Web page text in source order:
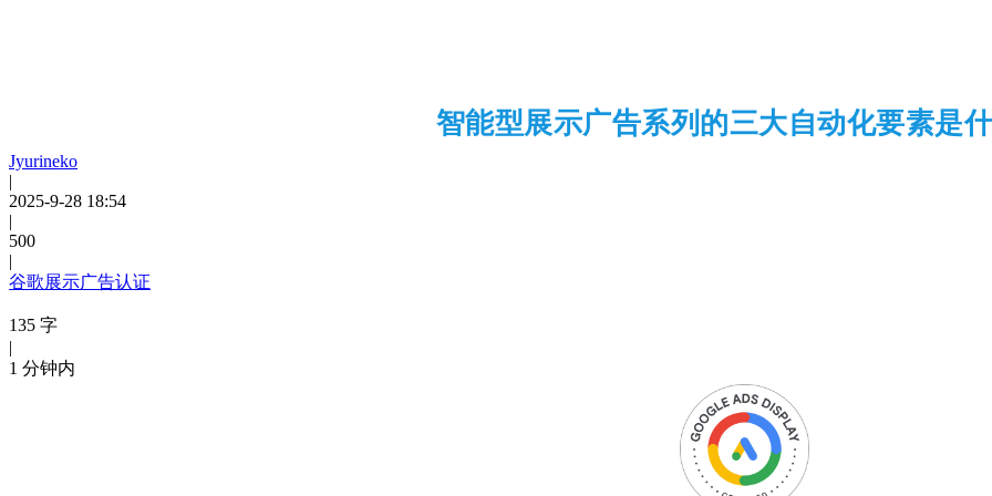
智能型展示广告系列的三大自动化要素是
Jyurineko
|
2025-9-28 18:54
|
500
|
谷歌展示广告认证
135 字
|
1 分钟内